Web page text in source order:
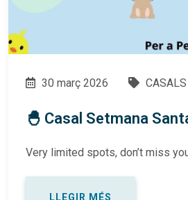
30 març 2026
🐣 Casal Setmana
Very limited spots, don’t miss
LLEGIR MÉS